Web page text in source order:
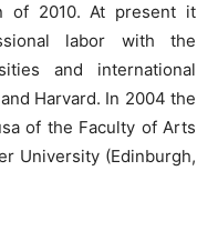
of 2010. At present it
labor with the
and international
Harvard. In 2004 the
of the Faculty of Arts
University (Edinburgh,